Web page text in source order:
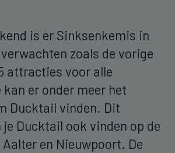
is er Sinksenkemis in
zoals de vorige
attracties voor alle
er onder meer het
Ducktail vinden. Dit
je Ducktail ook vinden op de
en Nieuwpoort. De